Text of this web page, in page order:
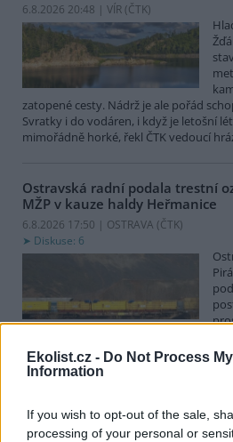
Ekolist.cz - Do Not Process
Information
If you wish to opt-out of the sale,
processing of your personal or
6.8.2026 20:48 | VÍR (ČTK)
zatopené cesty. Nádrž je ale pořád
Svratky i do vodáren, i když je letošní
mimořádně horké, řekl ČTK vedoucí
Ostravská radní podala trestní
MŽP v kauze haldy Heřmanice
6.8.2026 17:50 | OSTRAVA (ČTK)
Diskuse: 6
pirátská strana. Požaduje, aby policie
případu České inspekci životního
dalším osobám, jejichž účast na
zjištěna prověřováním. Stanovisko MŽP